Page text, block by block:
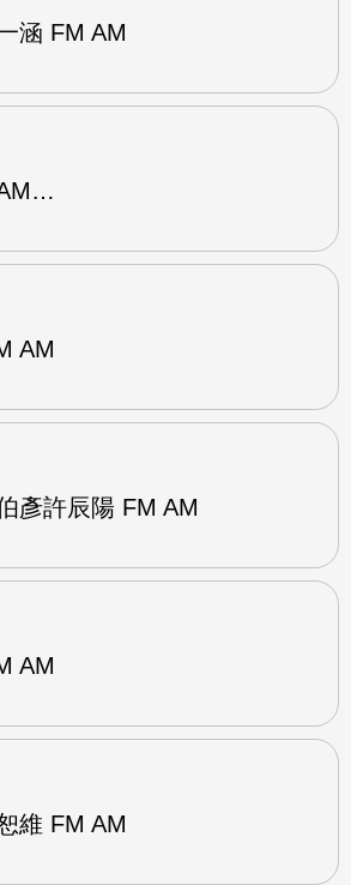
涵 FM AM
AM
彥許辰陽 FM AM
AM
維 FM AM